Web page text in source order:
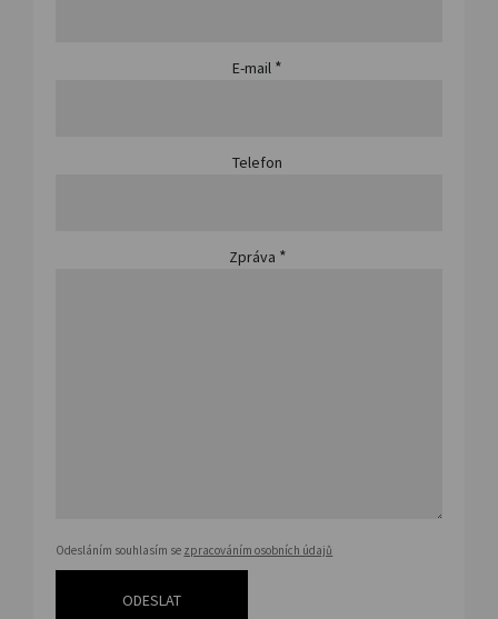
E-mail *
Telefon
Zpráva *
Odesláním souhlasím se zpracováním osobních údajů
ODESLAT